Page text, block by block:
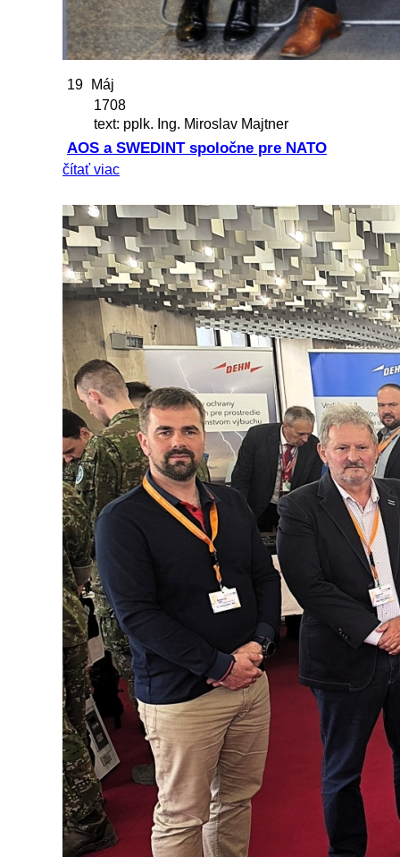
19
Máj
1708
text: pplk. Ing. Miroslav Majtner
AOS a SWEDINT spoločne pre NATO
čítať viac